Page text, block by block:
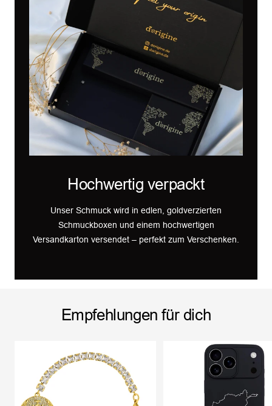
Hochwertig verpackt
Unser Schmuck wird in edlen, goldverzierten
Schmuckboxen und einem hochwertigen
Versandkarton versendet – perfekt zum Verschenken.
Empfehlungen für dich